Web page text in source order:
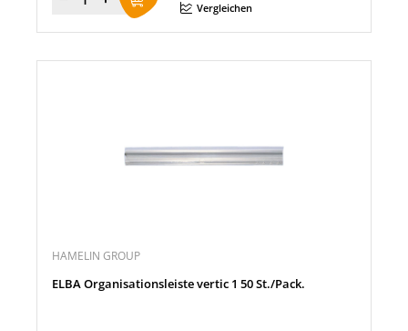
Menge
Vergleichen
HAMELIN GROUP
ELBA Organisationsleiste vertic 1 50 St./Pack.